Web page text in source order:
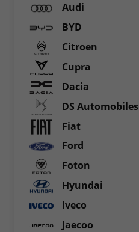
Audi
BYD
Citroen
Cupra
Dacia
DS Automobiles
Fiat
Ford
Foton
Hyundai
Iveco
Jaecoo